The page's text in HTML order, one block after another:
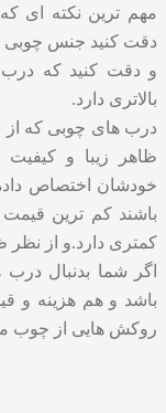
مهم ترین نکته ای
دقت کنید جنس چوبی
و دقت کنید که درب
بالاتری دارد.
درب های چوبی که از
ظاهر زیبا و
خودشان اختصاص
باشند کم ترین
کمتری دارد.و از نظر
اگر شما بدنبال
باشد و هم هزینه و
روکش هایی از چوب